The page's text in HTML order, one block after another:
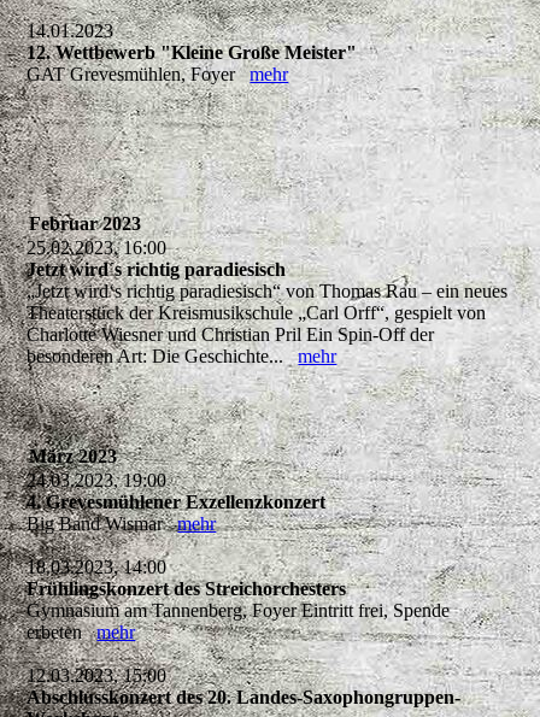
14.01.2023
12. Wettbewerb "Kleine Große Meister"
GAT Grevesmühlen, Foyermehr
Februar 2023
25.02.2023, 16:00
Jetzt wird´s richtig paradiesisch
„Jetzt wird‘s richtig paradiesisch“ von Thomas Rau – ein neues
Theaterstück der Kreismusikschule „Carl Orff“, gespielt von
Charlotte Wiesner und Christian Pril Ein Spin-Off der
besonderen Art: Die Geschichte...mehr
März 2023
24.03.2023, 19:00
4. Grevesmühlener Exzellenzkonzert
Big Band Wismarmehr
18.03.2023, 14:00
Frühlingskonzert des Streichorchesters
Gymnasium am Tannenberg, Foyer Eintritt frei, Spende
erbetenmehr
12.03.2023, 15:00
Abschlusskonzert des 20. Landes-Saxophongruppen-